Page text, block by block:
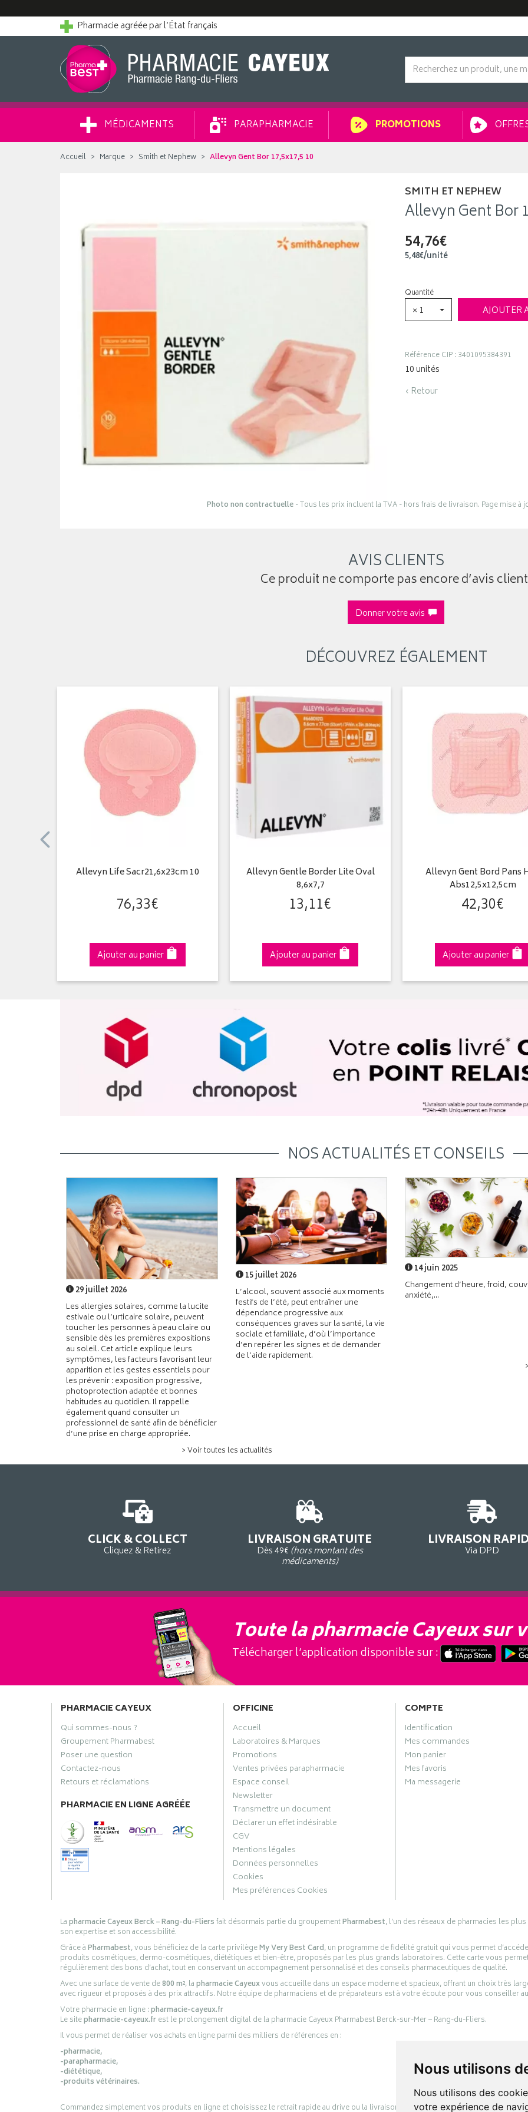
Nous utilisons
Nous utilisons des
votre expérience de
Pharmacie agréée par l’État français
MÉDICAMENTS PARAPHARMACIE PROMOTIONS
Accueil Marque Smith et Nephew Allevyn Gent Bor 17,5x17,5 10
SMITH ET NEPHEW
Allevyn Gent Bor
54,76€
5,48€/unité
Quantité
× 1 AJOUTER
Référence CIP : 3401095384391
10 unités
‹ Retour
Photo non contractuelle- Tous les prix incluent la TVA - hors frais de livraison. Page mise à
AVIS CLIENTS
Ce produit ne comporte pas encore d’avis
Donner votre avis
DÉCOUVREZ ÉGALEMENT
Allevyn Life Sacr21,6x23cm 10
76,33€
Ajouter au panier
Allevyn Gentle Border Lite Oval
8,6x7,7
13,11€
Ajouter au panier
Allevyn Gent Bord Pans
Abs12,5x12,5cm
42,30€
Ajouter au panier
NOS ACTUALITÉS ET CONSEILS
29 juillet 2026
Les allergies solaires, comme la lucite
estivale ou l’urticaire solaire, peuvent
toucher les personnes à peau claire ou
sensible dès les premières expositions
au soleil. Cet article explique leurs
symptômes, les facteurs favorisant leur
apparition et les gestes essentiels pour
les prévenir : exposition progressive,
photoprotection adaptée et bonnes
habitudes au quotidien. Il rappelle
également quand consulter un
professionnel de santé afin de bénéficier
d’une prise en charge appropriée.
15 juillet 2026
L’alcool, souvent associé aux moments
festifs de l’été, peut entraîner une
dépendance progressive aux
conséquences graves sur la santé, la vie
sociale et familiale, d’où l’importance
d’en repérer les signes et de demander
de l’aide rapidement.
> Voir toutes les actualités
14 juin 2025
Changement d’heure, froid,
anxiété,...
CLICK & COLLECT
Cliquez & Retirez
LIVRAISON GRATUITE
Dès 49€ (hors montant des
médicaments)
LIVRAISON
Via DPD
Toute la pharmacie Cayeux sur
Télécharger l’application disponible sur :
PHARMACIE CAYEUX
Qui sommes-nous ?
Groupement Pharmabest
Poser une question
Contactez-nous
Retours et réclamations
PHARMACIE EN LIGNE AGRÉÉE
OFFICINE
Accueil
Laboratoires & Marques
Promotions
Ventes privées parapharmacie
Espace conseil
Newsletter
Transmettre un document
Déclarer un effet indésirable
CGV
Mentions légales
Données personnelles
Cookies
Mes préférences Cookies
COMPTE
Identification
Mes commandes
Mon panier
Mes favoris
Ma messagerie
Lapharmacie Cayeux Berck – Rang-du-Fliersfait désormais partie du groupementPharmabest, l’un des réseaux de pharmacies les
son expertise et son accessibilité.
Grâce àPharmabest, vous bénéficiez de la carte privilègeMy Very Best Card, un programme de fidélité gratuit qui vous permet
produits cosmétiques, dermo-cosmétiques, diététiques et bien-être, proposés par les plus grands laboratoires. Cette carte vous
régulièrement des bons d’achat, tout en conservant un accompagnement personnalisé et des conseils pharmaceutiques de qualité.
Avec une surface de vente de800 m², lapharmacie Cayeuxvous accueille dans un espace moderne et spacieux, offrant un choix très
avec rigueur et proposés à des prix attractifs. Notre équipe de pharmaciens et de préparateurs est à votre écoute pour vous conseiller
Votre pharmacie en ligne :pharmacie-cayeux.fr
Le sitepharmacie-cayeux.frest le prolongement digital de la pharmacie Cayeux Pharmabest Berck-sur-Mer – Rang-du-Fliers.
Il vous permet de réaliser vos achats en ligne parmi des milliers de références en :
-pharmacie,
-parapharmacie,
-diététique,
-produits vétérinaires.
Commandez simplement vos produits en ligne et choisissez le retrait rapide au drive ou la livraison à domicile, en toute simplicité.